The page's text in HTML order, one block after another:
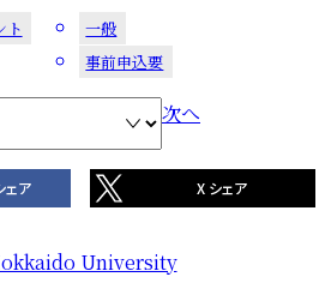
ト
一般
事前申込要
次へ
ェア X シェア
University